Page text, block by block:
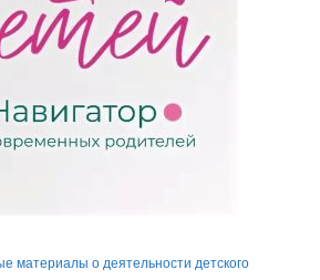
материалы о деятельности детского